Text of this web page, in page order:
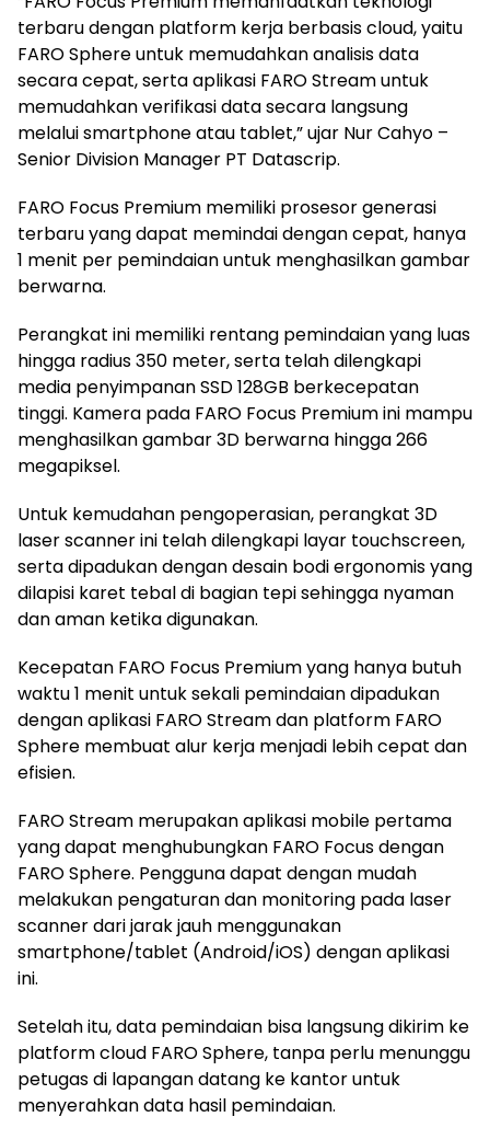
terbaru dengan platform kerja berbasis cloud, yaitu
FARO Sphere untuk memudahkan analisis data
secara cepat, serta aplikasi FARO Stream untuk
memudahkan verifikasi data secara langsung
melalui smartphone atau tablet,” ujar Nur Cahyo –
Senior Division Manager PT Datascrip.
FARO Focus Premium memiliki prosesor generasi
terbaru yang dapat memindai dengan cepat, hanya
1 menit per pemindaian untuk menghasilkan gambar
berwarna.
Perangkat ini memiliki rentang pemindaian yang luas
hingga radius 350 meter, serta telah dilengkapi
media penyimpanan SSD 128GB berkecepatan
tinggi. Kamera pada FARO Focus Premium ini mampu
menghasilkan gambar 3D berwarna hingga 266
megapiksel.
Untuk kemudahan pengoperasian, perangkat 3D
laser scanner ini telah dilengkapi layar touchscreen,
serta dipadukan dengan desain bodi ergonomis yang
dilapisi karet tebal di bagian tepi sehingga nyaman
dan aman ketika digunakan.
Kecepatan FARO Focus Premium yang hanya butuh
waktu 1 menit untuk sekali pemindaian dipadukan
dengan aplikasi FARO Stream dan platform FARO
Sphere membuat alur kerja menjadi lebih cepat dan
efisien.
FARO Stream merupakan aplikasi mobile pertama
yang dapat menghubungkan FARO Focus dengan
FARO Sphere. Pengguna dapat dengan mudah
melakukan pengaturan dan monitoring pada laser
scanner dari jarak jauh menggunakan
smartphone/tablet (Android/iOS) dengan aplikasi
ini.
Setelah itu, data pemindaian bisa langsung dikirim ke
platform cloud FARO Sphere, tanpa perlu menunggu
petugas di lapangan datang ke kantor untuk
menyerahkan data hasil pemindaian.